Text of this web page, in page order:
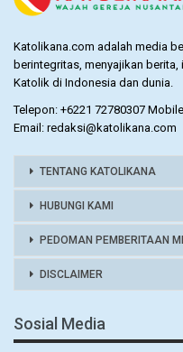
Katolikana.com adalah media
berintegritas, menyajikan
Katolik di Indonesia dan dunia.
Telepon: +6221 72780307
Email: redaksi@katolikana.com
TENTANG KATOLIKANA
HUBUNGI KAMI
PEDOMAN PEMBERITAAN
DISCLAIMER
Sosial Media